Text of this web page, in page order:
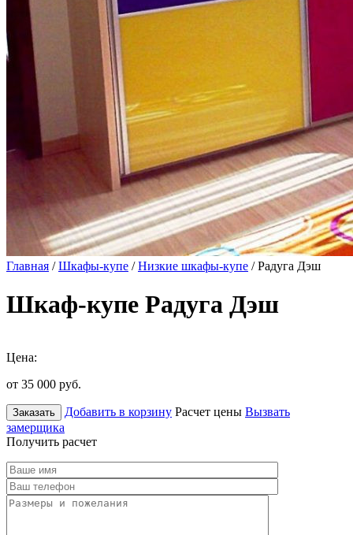
Главная /Шкафы-купе /Низкие шкафы-купе / Радуга Дэш
Шкаф-купе Радуга Дэш
Цена:
от 35 000 руб.
Заказать Добавить в корзину Расчет цены Вызвать
замерщика
Получить расчет